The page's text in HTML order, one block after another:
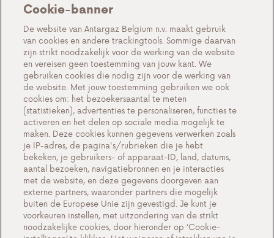
Partnerschap voor installateurs
Gas in flessen voor professionals
LPG als autobrandstof
Nieuwsbrief
Over ons
Events
Alles over Antargaz
Contacteer ons
Cookie-instellingen
Cookie-banner
De website van Antargaz Belgium n.v. maakt gebruik
van cookies en andere trackingtools. Sommige daarvan
zijn strikt noodzakelijk voor de werking van de website
en vereisen geen toestemming van jouw kant. We
gebruiken cookies die nodig zijn voor de werking van
de website. Met jouw toestemming gebruiken we ook
cookies om: het bezoekersaantal te meten
(statistieken), advertenties te personaliseren, functies te
activeren en het delen op sociale media mogelijk te
maken. Deze cookies kunnen gegevens verwerken zoals
je IP-adres, de pagina's/rubrieken die je hebt
bekeken, je gebruikers- of apparaat-ID, land, datums,
aantal bezoeken, navigatiebronnen en je interacties
met de website, en deze gegevens doorgeven aan
externe partners, waaronder partners die mogelijk
buiten de Europese Unie zijn gevestigd. Je kunt je
voorkeuren instellen, met uitzondering van de strikt
noodzakelijke cookies, door hieronder op ‘Cookie-